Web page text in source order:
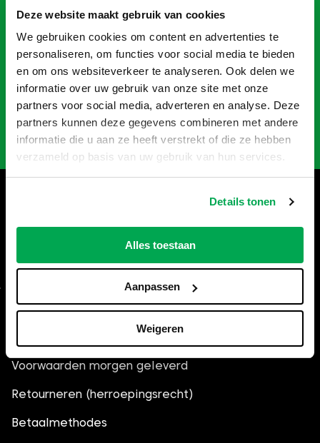
Deze website maakt gebruik van cookies
We gebruiken cookies om content en advertenties te
personaliseren, om functies voor social media te bieden
en om ons websiteverkeer te analyseren. Ook delen we
informatie over uw gebruik van onze site met onze
partners voor social media, adverteren en analyse. Deze
partners kunnen deze gegevens combineren met andere
informatie die u aan ze heeft verstrekt of die ze hebben
verzameld op basis van uw gebruik van hun services.
Details tonen
Alles toestaan
Aanpassen
Weigeren
Probeer het zelf en ontdek welke container
perfect bij jouw project past!
Naar Keuzehulp
Hulp nodig bij het bestellen?
Bel035-6013861, wij helpen je
graag verder.
Algemeen
Veelgestelde vragen (FAQ)
Voorwaarden morgen geleverd
Retourneren (herroepingsrecht)
Betaalmethodes